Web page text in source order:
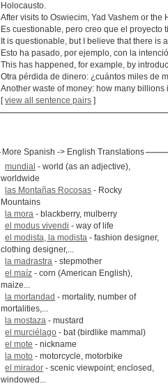
Holocausto.
After visits to Oswiecim, Yad Vashem or
Es cuestionable, pero creo que el
It is questionable, but I believe that there is
Esto ha pasado, por ejemplo, con la
This has happened, for example, by
Otra pérdida de dinero: ¿cuántos miles de
Another waste of money: how many
[view all sentence pairs ]
More Spanish -> English Translations
mundial - world (as an adjective),
worldwide
las Montañas Rocosas - Rocky
Mountains
la mora - blackberry, mulberry
el modus vivendi - way of life
el modista, la modista - fashion designer,
clothing designer,...
la madrastra - stepmother
el maíz - corn (American English),
maize...
la mortandad - mortality, number of
mortalities,...
la mostaza - mustard
el murciélago - bat (birdlike mammal)
el mote - nickname
la moto - motorcycle, motorbike
el mirador - scenic viewpoint; enclosed,
windowed...